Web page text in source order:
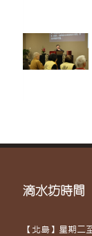
滴水坊時間
【北島】星期